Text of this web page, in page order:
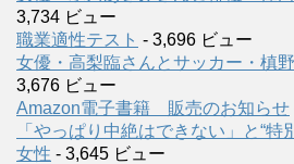
3,734 ビュー
職業適性テスト - 3,696 ビュー
女優・高梨臨さんとサッカー・槙
3,676 ビュー
Amazon電子書籍 販売のお知らせ
「やっぱり中絶はできない」と“特
女性 - 3,645 ビュー